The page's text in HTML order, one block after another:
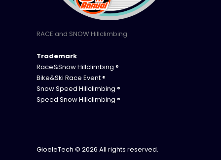
RACE and SNOW Hillclimbing
Trademark
Race&Snow Hillclimbing ®
Bike&Ski Race Event ®
Snow Speed Hillclimbing ®
Speed Snow Hillclimbing ®
GioeleTech © 2026 All rights reserved.